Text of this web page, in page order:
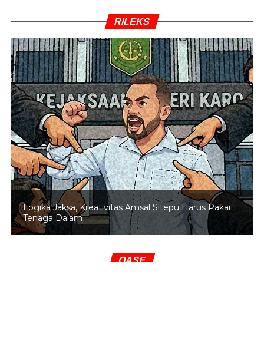
RILEKS
Logika Jaksa, Kreativitas Amsal Sitepu Harus Pakai
Tenaga Dalam
OASE